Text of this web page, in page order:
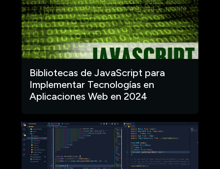
Bibliotecas de JavaScript para
Implementar Tecnologías en
Aplicaciones Web en 2024